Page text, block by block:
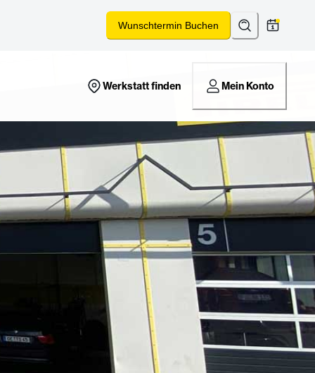
Wunschtermin Buchen Suchen*
Werkstatt finden Mein Konto